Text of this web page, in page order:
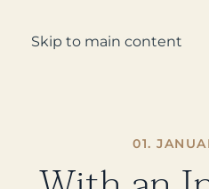
Skip to main content
01.